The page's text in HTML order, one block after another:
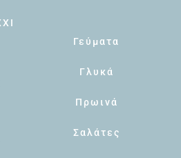
Γεύματα
Γλυκά
Πρωινά
Σαλάτες